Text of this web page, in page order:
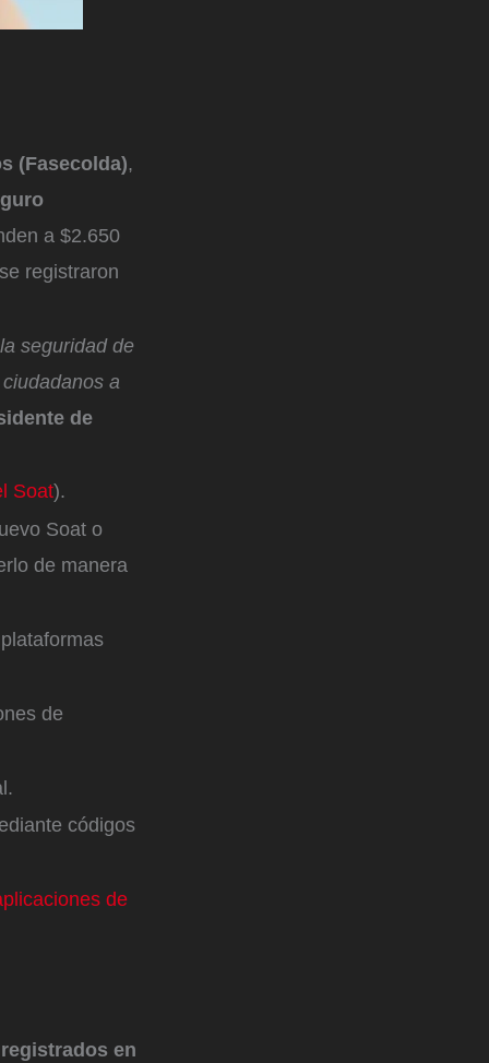
(Fasecolda),
a $2.650
registraron
seguridad de
a
de
Soat).
Soat o
de manera
de
códigos
de
en